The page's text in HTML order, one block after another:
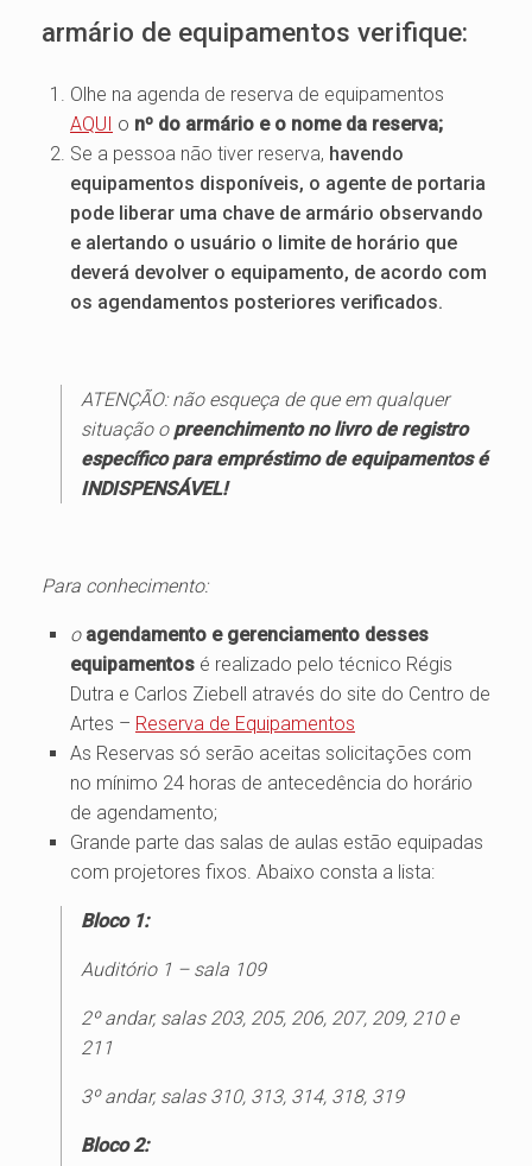
armário de equipamentos verifique:
Olhe na agenda de reserva de equipamentos
AQUI o nº do armário e o nome da reserva;
Se a pessoa não tiver reserva, havendo
equipamentos disponíveis, o agente de portaria
pode liberar uma chave de armário observando
e alertando o usuário o limite de horário que
deverá devolver o equipamento, de acordo com
os agendamentos posteriores verificados.
ATENÇÃO: não esqueça de que em qualquer
situação o preenchimento no livro de registro
específico para empréstimo de equipamentos é
INDISPENSÁVEL!
Para conhecimento:
oagendamento e gerenciamento desses
equipamentos é realizado pelo técnico Régis
Dutra e Carlos Ziebell através do site do Centro de
Artes – Reserva de Equipamentos
As Reservas só serão aceitas solicitações com
no mínimo 24 horas de antecedência do horário
de agendamento;
Grande parte das salas de aulas estão equipadas
com projetores fixos. Abaixo consta a lista:
Bloco 1:
Auditório 1 – sala 109
2º andar, salas 203, 205, 206, 207, 209, 210 e
211
3º andar, salas 310, 313, 314, 318, 319
Bloco 2: